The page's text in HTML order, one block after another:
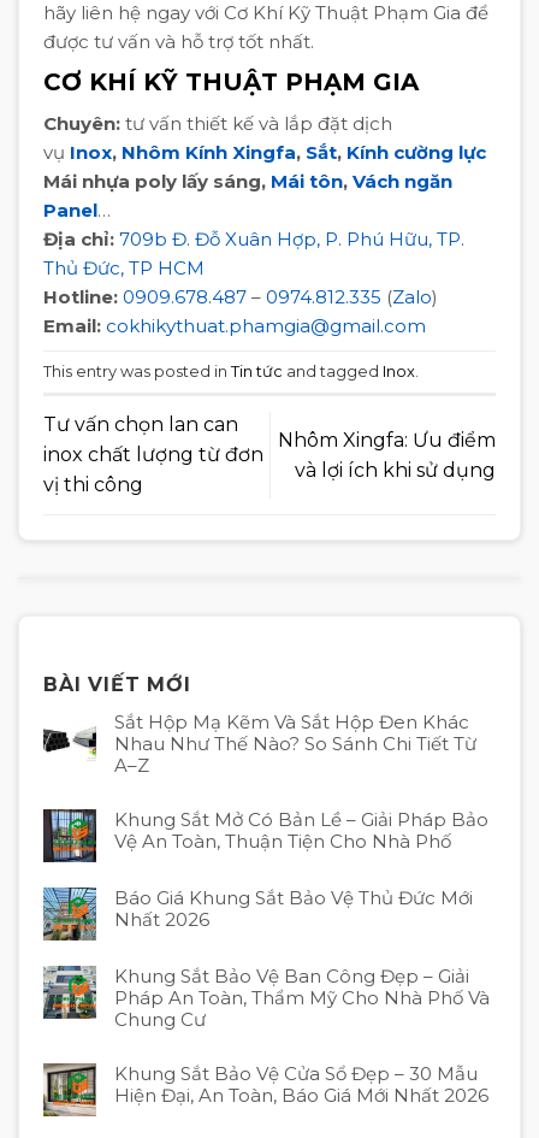
hãy liên hệ ngay với Cơ Khí Kỹ Thuật Phạm Gia để
được tư vấn và hỗ trợ tốt nhất.
CƠ KHÍ KỸ THUẬT PHẠM GIA
Chuyên: tư vấn thiết kế và lắp đặt dịch
vụ Inox, Nhôm Kính Xingfa, Sắt, Kính cường lực
Mái nhựa poly lấy sáng, Mái tôn, Vách ngăn
Panel…
Địa chỉ: 709b Đ. Đỗ Xuân Hợp, P. Phú Hữu, TP.
Thủ Đức, TP HCM
Hotline: 0909.678.487 – 0974.812.335 (Zalo)
Email: cokhikythuat.phamgia@gmail.com
This entry was posted in Tin tức and tagged Inox
Tư vấn chọn lan can
inox chất lượng từ đơn
vị thi công
Nhôm Xingfa: Ưu điểm
và lợi ích khi sử dụng
BÀI VIẾT MỚI
Sắt Hộp Mạ Kẽm Và Sắt Hộp Đen Khác
Nhau Như Thế Nào? So Sánh Chi Tiết Từ
A–Z
Khung Sắt Mở Có Bản Lề – Giải Pháp Bảo
Vệ An Toàn, Thuận Tiện Cho Nhà Phố
Báo Giá Khung Sắt Bảo Vệ Thủ Đức Mới
Nhất 2026
Khung Sắt Bảo Vệ Ban Công Đẹp – Giải
Pháp An Toàn, Thẩm Mỹ Cho Nhà Phố Và
Chung Cư
Khung Sắt Bảo Vệ Cửa Sổ Đẹp – 30 Mẫu
Hiện Đại, An Toàn, Báo Giá Mới Nhất 2026